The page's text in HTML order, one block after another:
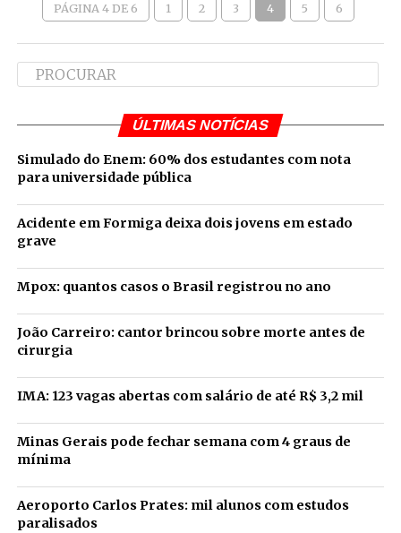
PÁGINA 4 DE 6 1 2 3 4 5 6
ÚLTIMAS NOTÍCIAS
Simulado do Enem: 60% dos estudantes com nota
para universidade pública
Acidente em Formiga deixa dois jovens em estado
grave
Mpox: quantos casos o Brasil registrou no ano
João Carreiro: cantor brincou sobre morte antes de
cirurgia
IMA: 123 vagas abertas com salário de até R$ 3,2 mil
Minas Gerais pode fechar semana com 4 graus de
mínima
Aeroporto Carlos Prates: mil alunos com estudos
paralisados